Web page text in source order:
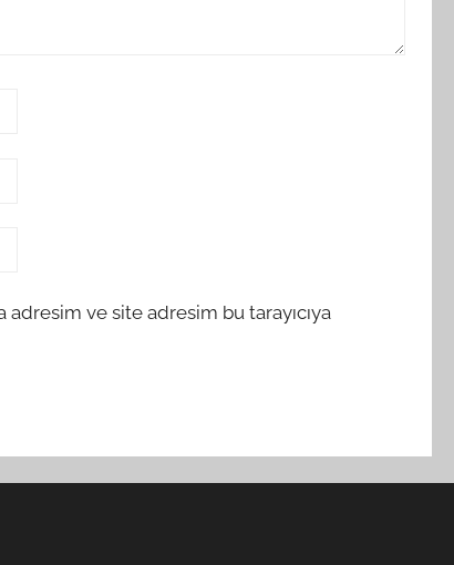
adresim ve site adresim bu tarayıcıya